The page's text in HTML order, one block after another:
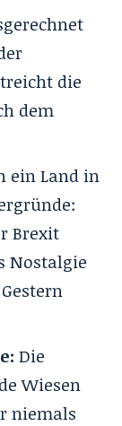
die
dem
ein Land in
Brexit
Nostalgie
Die
Wiesen
niemals